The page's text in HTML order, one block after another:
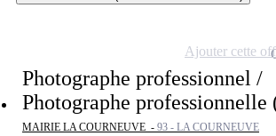
Photographe professionnel /
Photographe professionnelle
MAIRIE LA COURNEUVE - 93 - LA COURNEUVE
Ajouter cette